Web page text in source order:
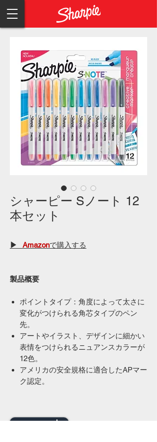
シャーピー Sノート 12
本セット
▶ Amazonで購入する
製品概要
ポイントタイプ：角度によって太さに
変化がつけられる角芯タイプのペン
先。
アートやイラスト、デザインに細かい
表情をつけられるニュアンスカラーが
12色。
アメリカの安全規格に適合したAPマー
ク認定。
amazon.co.jp